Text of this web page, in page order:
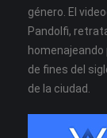
género. El
Pandolfi,
de fines del
de la ciudad.